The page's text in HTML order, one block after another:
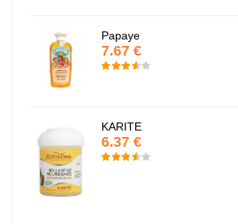
Papaye
7.67 €
KARITE
6.37 €